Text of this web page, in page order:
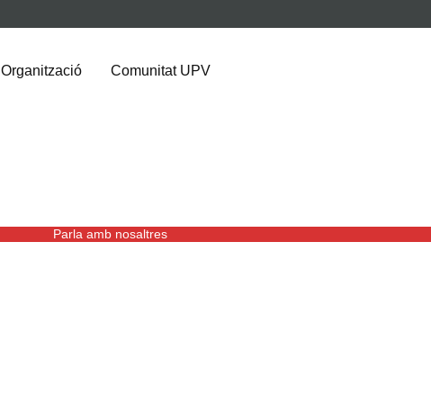
Organització Comunitat UPV
Parla amb nosaltres